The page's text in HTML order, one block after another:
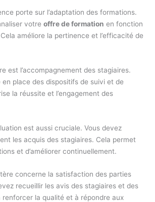
porte sur l’adaptation des formations.
votreoffre de formation en fonction
améliore la pertinence et l’efficacité de
est l’accompagnement des stagiaires.
place des dispositifs de suivi et de
la réussite et l’engagement des
est aussi cruciale. Vous devez
les acquis des stagiaires. Cela permet
et d’améliorer continuellement.
concerne la satisfaction des parties
recueillir les avis des stagiaires et des
renforcer la qualité et à répondre aux